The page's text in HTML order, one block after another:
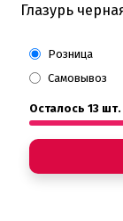
Глазурь
Розница
Самовывоз
Осталось 13 шт.